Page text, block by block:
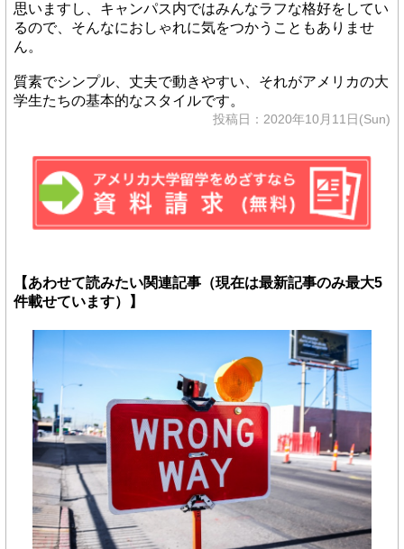
思いますし、キャンパス内ではみんなラフな格好をしてい
るので、そんなにおしゃれに気をつかうこともありませ
ん。
質素でシンプル、丈夫で動きやすい、それがアメリカの大
学生たちの基本的なスタイルです。
投稿日：2020年10月11日(Sun)
【あわせて読みたい関連記事（現在は最新記事のみ最大5
件載せています）】